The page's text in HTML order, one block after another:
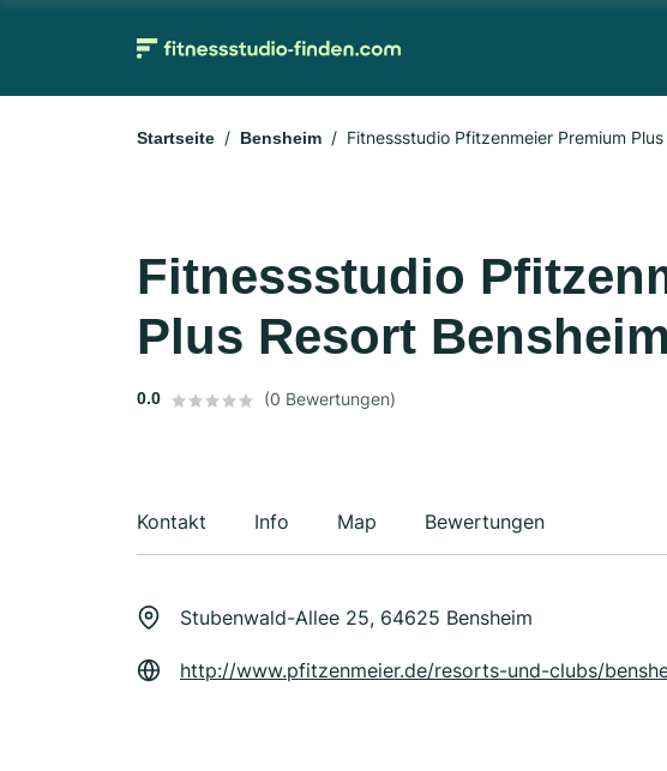
Startseite Bensheim Fitnessstudio Pfitzenmeier Premium
Fitnessstudio
Plus Resort Bensheim
0.0 (0 Bewertungen)
Kontakt Info Map Bewertungen
Stubenwald-Allee 25, 64625 Bensheim
http://www.pfitzenmeier.de/resorts-und-clubs/